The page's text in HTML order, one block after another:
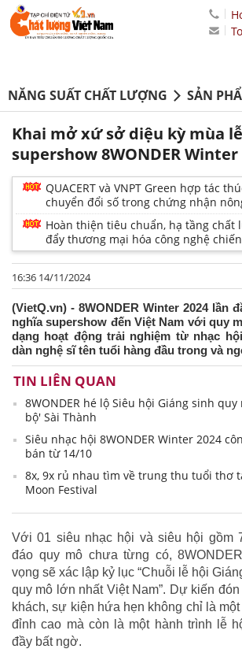
NĂNG SUẤT CHẤT LƯỢNG SẢN
Khai mở xứ sở diệu kỳ mùa
supershow 8WONDER Winter
QUACERT và VNPT Green hợp tác
chuyển đổi số trong chứng nhận
Hoàn thiện tiêu chuẩn, hạ tầng chất
đẩy thương mại hóa công nghệ
16:36 14/11/2024
(VietQ.vn) - 8WONDER Winter 2024 lần
nghĩa supershow đến Việt Nam với quy
dạng hoạt động trải nghiệm từ nhạc
dàn nghệ sĩ tên tuổi hàng đầu trong và
TIN LIÊN QUAN
8WONDER hé lộ Siêu hội Giáng sinh
bộ' Sài Thành
Siêu nhạc hội 8WONDER Winter 2024
bán từ 14/10
8x, 9x rủ nhau tìm về trung thu tuổi thơ
Moon Festival
Với 01 siêu nhạc hội và siêu hội gồm
đáo quy mô chưa từng có,
vọng sẽ xác lập kỷ lục “Chuỗi lễ hội
quy mô lớn nhất Việt Nam”. Dự kiến
khách, sự kiện hứa hẹn không chỉ là
đỉnh cao mà còn là một hành trình lễ
đầy bất ngờ.